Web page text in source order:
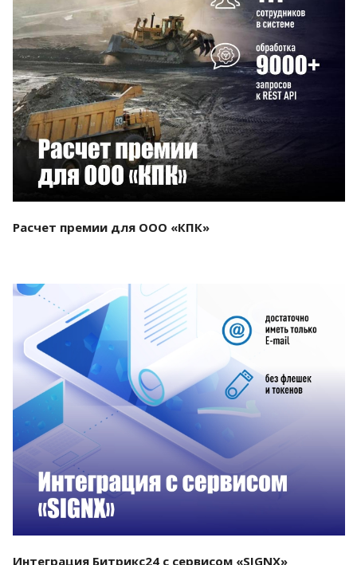
Смотреть проект
Расчет премии для ООО «КПК»
Смотреть проект
Интеграция Битрикс24 с сервисом «SIGNX»